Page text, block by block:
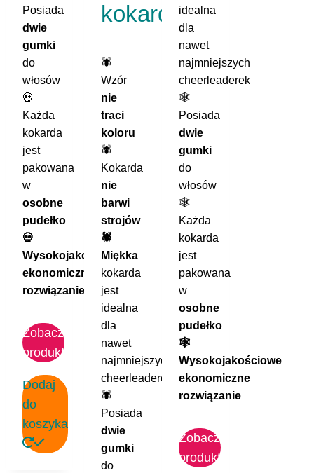
Posiada
dwie
gumki
do
włosów
💀
Każda
kokarda
jest
pakowana
w
osobne
pudełko
💀
Wysokojakościowe
ekonomiczne
rozwiązanie
Zobacz
produkt
Dodaj
do
koszyka
kokard:
🕷️
Wzór
nie
traci
koloru
🕷️
Kokarda
nie
barwi
strojów
🕷️
Miękka
kokarda
jest
idealna
dla
nawet
najmniejszych
cheerleaderek
🕷️
Posiada
dwie
gumki
do
idealna
dla
nawet
najmniejszych
cheerleaderek
🕸️
Posiada
dwie
gumki
do
włosów
🕸️
Każda
kokarda
jest
pakowana
w
osobne
pudełko
🕸️
Wysokojakościowe
ekonomiczne
rozwiązanie
Zobacz
produkt